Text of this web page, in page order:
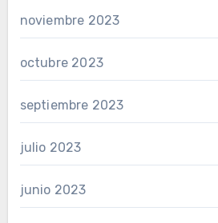
noviembre 2023
octubre 2023
septiembre 2023
julio 2023
junio 2023